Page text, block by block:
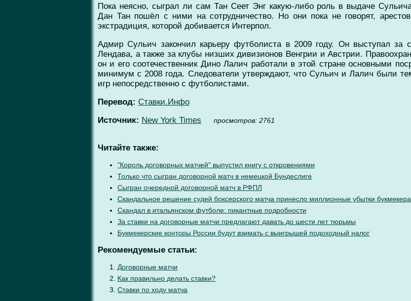
Пока неясно, сыграл ли сам Тан Сеет Энг какую-либо роль в выдаче
Дан Тан пошёл с ними на сотрудничество. Но они пока не говорят,
экстрадиция, которой добивается Интерпол.
Адмир Сульич закончил карьеру футболиста в 2009 году. Он выступал за
Лендава, а также за клубы низших дивизионов Венгрии и Австрии.
он и его соотечественник Дино Лалич работали в этой стране основными
минимум с 2008 года. Следователи утверждают, что Сульич и Лалич были
игр непосредственно с футболистами.
Перевод: Ставки.Инфо
Источник: New York Times проcмотров: 2761
Читайте также:
"Король договорных матчей" выпустил книгу с откровениями
Только что сыгран договорной матч в немецкой Бундеслиге
Сыгран очередной договорной матч в РФПЛ
Скандальное решение судей боксерского матча принесло миллионные убытки
Скандал в итальянском футболе: пикантные подробности
За ставки на договорные матчи предлагают давать до шести лет тюрьмы
Букмекерские конторы России будут взимать с выигрышей подоходный налог
Рекомендуемые статьи:
Договорные матчи
Как правильно делать ставки?
Ставки по ходу матча